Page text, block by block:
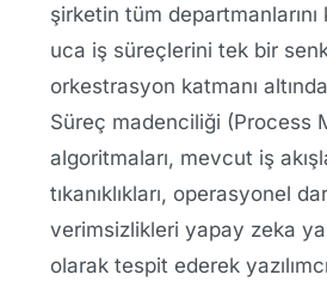
şirketin tüm
uca iş süreçlerini tek bir
orkestrasyon katmanı
Süreç madenciliği (Process
algoritmaları, mevcut iş
tıkanıklıkları, operasyonel
verimsizlikleri yapay zeka
olarak tespit ederek